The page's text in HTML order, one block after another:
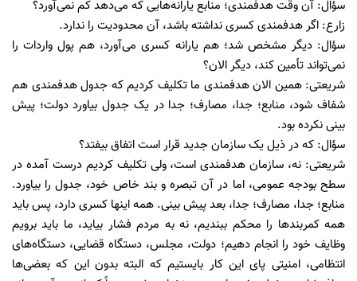
سؤال: آن وقت هدفمندی؛ منابع یارانه‌هایی که می‌دهد کم نمی‌آورد؟
زارع: اگر هدفمندی کسری نداشته باشد، آن محدودیت را ندارد.
سؤال: دیگر مشخص شد؛ هم یارانه کسری می‌آورد، هم پول واردات را
نمی‌تواند تأمین کند، دیگر الان؟
شریعتی: همین الان هدفمندی ما تکلیف کردیم که جدول هدفمندی هم
شفاف شود، منابع؛ جدا، مصارف؛ جدا در یک جدول بیاورد دولت؛ پیش
بینی نکرده بود.
سؤال: که در ذیل یک سازمان جدید قرار است اتفاق بیفتد؟
شریعتی: نه، سازمان هدفمندی است، ولی تکلیف کردیم درست آمده در
سطح بودجه عمومی، اما در آن تبصره و بند خاص خود، جدول را بیاورد.
منابع؛ جدا، مصارف؛ جدا، بعد پیش بینی. همه اینها کسری دارد، پس باید
همه کمربند‌ها را محکم ببندیم، نه به مردم فشار بیاید، ما باید برویم
وظایف خود را انجام دهیم؛ دولت، مجلس، دستگاه قضایی، دستگاه‌های
انتظامی، امنیتی پای این کار بایستیم که البته بدون این که بعضی‌ها